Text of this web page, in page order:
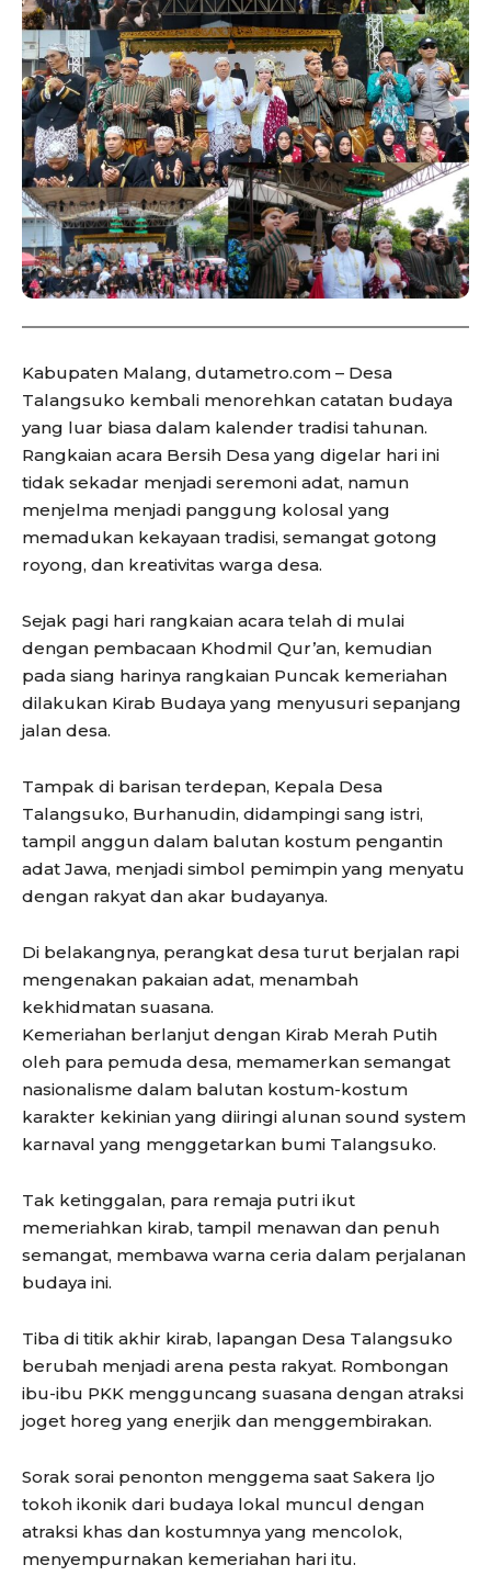
Kabupaten Malang, dutametro.com – Desa
Talangsuko kembali menorehkan catatan budaya
yang luar biasa dalam kalender tradisi tahunan.
Rangkaian acara Bersih Desa yang digelar hari ini
tidak sekadar menjadi seremoni adat, namun
menjelma menjadi panggung kolosal yang
memadukan kekayaan tradisi, semangat gotong
royong, dan kreativitas warga desa.
Sejak pagi hari rangkaian acara telah di mulai
dengan pembacaan Khodmil Qur’an, kemudian
pada siang harinya rangkaian Puncak kemeriahan
dilakukan Kirab Budaya yang menyusuri sepanjang
jalan desa.
Tampak di barisan terdepan, Kepala Desa
Talangsuko, Burhanudin, didampingi sang istri,
tampil anggun dalam balutan kostum pengantin
adat Jawa, menjadi simbol pemimpin yang menyatu
dengan rakyat dan akar budayanya.
Di belakangnya, perangkat desa turut berjalan rapi
mengenakan pakaian adat, menambah
kekhidmatan suasana.
Kemeriahan berlanjut dengan Kirab Merah Putih
oleh para pemuda desa, memamerkan semangat
nasionalisme dalam balutan kostum-kostum
karakter kekinian yang diiringi alunan sound system
karnaval yang menggetarkan bumi Talangsuko.
Tak ketinggalan, para remaja putri ikut
memeriahkan kirab, tampil menawan dan penuh
semangat, membawa warna ceria dalam perjalanan
budaya ini.
Tiba di titik akhir kirab, lapangan Desa Talangsuko
berubah menjadi arena pesta rakyat. Rombongan
ibu-ibu PKK mengguncang suasana dengan atraksi
joget horeg yang enerjik dan menggembirakan.
Sorak sorai penonton menggema saat Sakera Ijo
tokoh ikonik dari budaya lokal muncul dengan
atraksi khas dan kostumnya yang mencolok,
menyempurnakan kemeriahan hari itu.